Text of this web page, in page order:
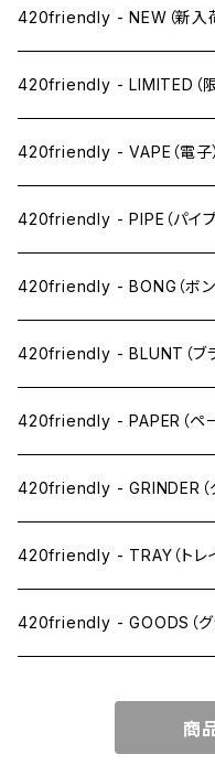
420friendly - NEW（新入荷
420friendly - LIMITED（限
420friendly - VAPE（電子）
ペン下
ニコパフ系
ドライ系
ワックス系
420friendly - PIPE（パイプ
420friendly - BONG（ボン
420friendly - BLUNT（ブラ
420friendly - PAPER（ペー
SW(シングルワイド）サイズ
1 1/4サイズ
キングサイズスリム
キングサイズワイド
420friendly - GRINDER（グ
420friendly - TRAY（トレイ
420friendly - GOODS（グ
JOINT（ジョイント系）
商